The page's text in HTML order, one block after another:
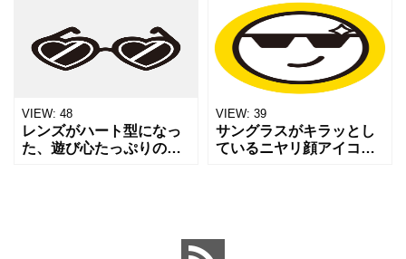
過PNG形式のため､Web
サイトやブログ､資料の装
飾にそのまま使え
ネ）のイラストです。フ
レームはオレンジ色、レ
ンズは薄いブルーで構成
されており、上部にはピ
ンク色
VIEW: 48
レンズがハート型になっ
た、遊び心たっぷりのサ
VIEW: 39
サングラスがキラッとし
ているニヤリ顔アイコン